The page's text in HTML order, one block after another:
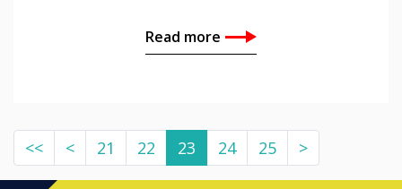
Read more
<< < 21 22 23 24 25 >